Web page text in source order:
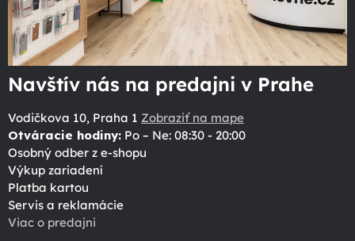
Navštív nás na predajni v Prahe
Vodičkova 10, Praha 1 Zobraziť na mape
Otváracie hodiny: Po – Ne: 08:30 - 20:00
Osobný odber z e-shopu
Výkup zariadení
Platba kartou
Servis a reklamácie
Viac o predajni